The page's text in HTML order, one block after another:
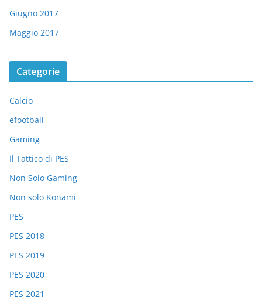
Giugno 2017
Maggio 2017
Categorie
Calcio
efootball
Gaming
Il Tattico di PES
Non Solo Gaming
Non solo Konami
PES
PES 2018
PES 2019
PES 2020
PES 2021